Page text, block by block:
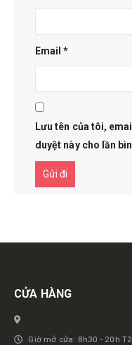
Email*
Lưu tên của tôi,
duyệt này cho lần
Get in touch
CỬA HÀNG
Giờ mở cửa: 8h30 - 20h